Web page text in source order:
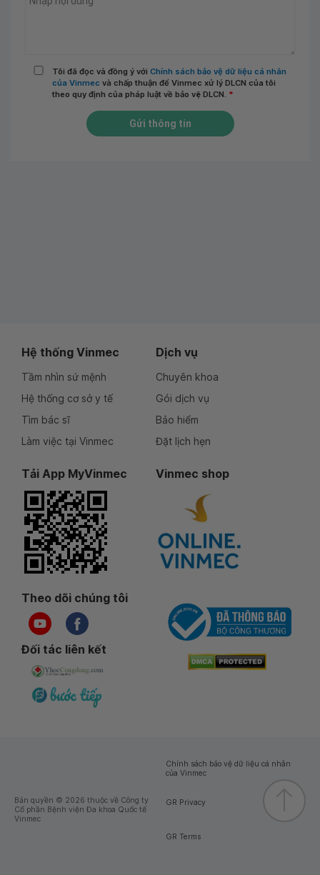
Tôi đã đọc và đồng ý với Chính sách bảo vệ dữ liệu cá nhân
của Vinmec và chấp thuận để Vinmec xử lý DLCN của tôi
theo quy định của pháp luật về bảo vệ DLCN. *
Gửi thông tin
Hệ thống Vinmec
Tầm nhìn sứ mệnh
Hệ thống cơ sở y tế
Tìm bác sĩ
Làm việc tại Vinmec
Dịch vụ
Chuyên khoa
Gói dịch vụ
Bảo hiểm
Đặt lịch hẹn
Tải App MyVinmec Vinmec shop
Theo dõi chúng tôi
Đối tác liên kết
Bản quyền © 2026 thuộc về Công ty
Cổ phần Bệnh viện Đa khoa Quốc tế
Vinmec
Chính sách bảo vệ dữ liệu cá nhân
của Vinmec
GR Privacy
GR Terms